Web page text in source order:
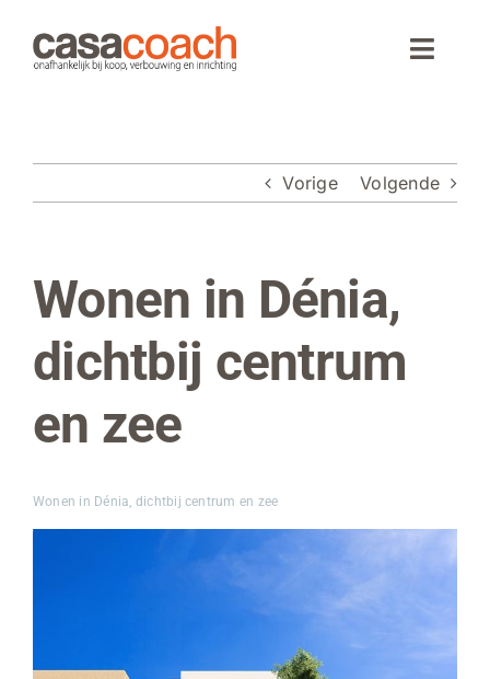
naar
inhoud
Toggle
Wonen in Spanje
Webinar
Over CasaCoach
Vorige Volgende
Bekijk
grotere
Wonen in Dénia,
dichtbij centrum
en zee
Wonen in Dénia, dichtbij centrum en zee